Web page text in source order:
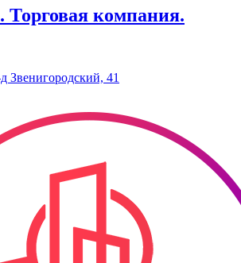
Торговая компания.
Звенигородский, 41